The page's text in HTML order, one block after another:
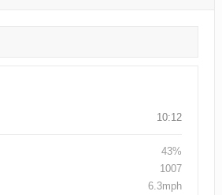
10:12
43%
1007
6.3mph